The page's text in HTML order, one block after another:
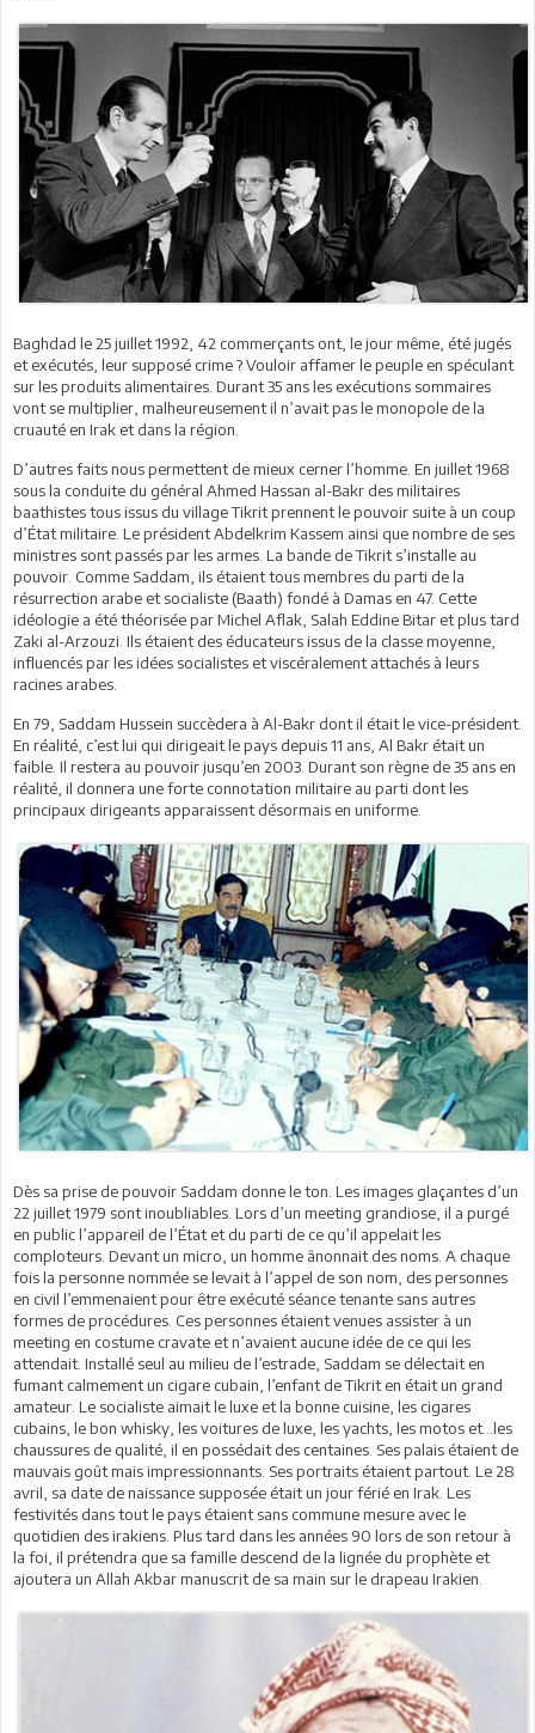
Baghdad le 25 juillet 1992, 42 commerçants ont, le jour même, été jugés
et exécutés, leur supposé crime ? Vouloir affamer le peuple en spéculant
sur les produits alimentaires. Durant 35 ans les exécutions sommaires
vont se multiplier, malheureusement il n’avait pas le monopole de la
cruauté en Irak et dans la région.
D’autres faits nous permettent de mieux cerner l’homme. En juillet 1968
sous la conduite du général Ahmed Hassan al-Bakr des militaires
baathistes tous issus du village Tikrit prennent le pouvoir suite à un coup
d’État militaire. Le président Abdelkrim Kassem ainsi que nombre de ses
ministres sont passés par les armes. La bande de Tikrit s’installe au
pouvoir. Comme Saddam, ils étaient tous membres du parti de la
résurrection arabe et socialiste (Baath) fondé à Damas en 47. Cette
idéologie a été théorisée par Michel Aflak, Salah Eddine Bitar et plus tard
Zaki al-Arzouzi. Ils étaient des éducateurs issus de la classe moyenne,
influencés par les idées socialistes et viscéralement attachés à leurs
racines arabes.
En 79, Saddam Hussein succèdera à Al-Bakr dont il était le vice-président.
En réalité, c’est lui qui dirigeait le pays depuis 11 ans, Al Bakr était un
faible. Il restera au pouvoir jusqu’en 2003. Durant son règne de 35 ans en
réalité, il donnera une forte connotation militaire au parti dont les
principaux dirigeants apparaissent désormais en uniforme.
Dès sa prise de pouvoir Saddam donne le ton. Les images glaçantes d’un
22 juillet 1979 sont inoubliables. Lors d’un meeting grandiose, il a purgé
en public l’appareil de l’État et du parti de ce qu’il appelait les
comploteurs. Devant un micro, un homme ânonnait des noms. A chaque
fois la personne nommée se levait à l’appel de son nom, des personnes
en civil l’emmenaient pour être exécuté séance tenante sans autres
formes de procédures. Ces personnes étaient venues assister à un
meeting en costume cravate et n’avaient aucune idée de ce qui les
attendait. Installé seul au milieu de l’estrade, Saddam se délectait en
fumant calmement un cigare cubain, l’enfant de Tikrit en était un grand
amateur. Le socialiste aimait le luxe et la bonne cuisine, les cigares
cubains, le bon whisky, les voitures de luxe, les yachts, les motos et…les
chaussures de qualité, il en possédait des centaines. Ses palais étaient de
mauvais goût mais impressionnants. Ses portraits étaient partout. Le 28
avril, sa date de naissance supposée était un jour férié en Irak. Les
festivités dans tout le pays étaient sans commune mesure avec le
quotidien des irakiens. Plus tard dans les années 90 lors de son retour à
la foi, il prétendra que sa famille descend de la lignée du prophète et
ajoutera un Allah Akbar manuscrit de sa main sur le drapeau Irakien.